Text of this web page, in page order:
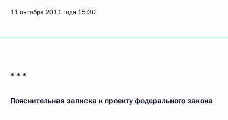
11 октября 2011 года 15:30
* * *
Пояснительная записка к проекту федерального закона